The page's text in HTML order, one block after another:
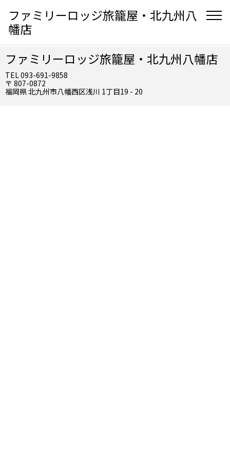
ファミリーロッジ旅籠屋・北九州八
幡店
ファミリーロッジ旅籠屋・北九州八幡店
TEL 093-691-9858
〒 807-0872
福岡県 北九州市八幡西区浅川 1丁目19 - 20